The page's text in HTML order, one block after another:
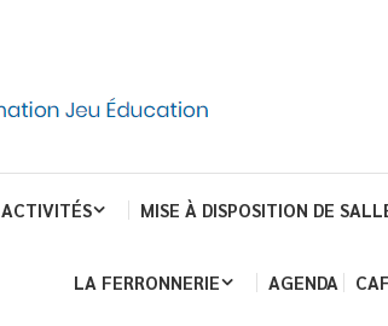
ACTIVITÉS MISE À DISPOSITION DE
LA FERRONNERIE AGENDA